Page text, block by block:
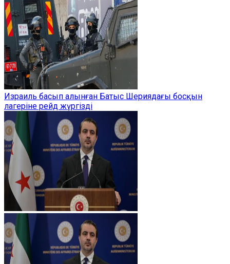
Израиль басып алынған Батыс Шериядағы босқын
лагеріне рейд жүргізді